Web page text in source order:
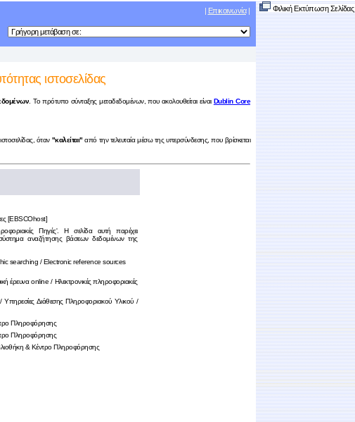
| Επικοινωνία|
ιστοσελίδας
. Το πρότυπο σύνταξης μεταδεδομένων, που ακολουθείται είναι Dublin Core
όταν "καλείται" από την τελευταία μέσω της υπερσύνδεσης, που βρίσκεται
[EBSCOhost]
Πηγές'. Η σελίδα αυτή παρέχει
αναζήτησης βάσεων δεδομένων της
searching / Electronic reference sources
έρευνα online / Ηλεκτρονικές πληροφοριακές
Διάθεσης Πληροφοριακού Υλικού /
Πληροφόρησης
Πληροφόρησης
& Κέντρο Πληροφόρησης
Φιλική Εκτύπωση Σελίδας